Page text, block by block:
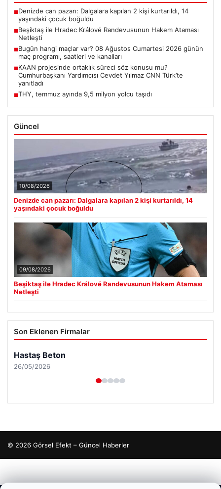
■Denizde can pazarı: Dalgalara kapılan 2 kişi kurtarıldı, 14
yaşındaki çocuk boğuldu
■Beşiktaş ile Hradec Králové Randevusunun Hakem Ataması
Netleşti
■Bugün hangi maçlar var? 08 Ağustos Cumartesi 2026 günün
maç programı, saatleri ve kanalları
■KAAN projesinde ortaklık süreci söz konusu mu?
Cumhurbaşkanı Yardımcısı Cevdet Yılmaz CNN Türk’te
yanıtladı
■THY, temmuz ayında 9,5 milyon yolcu taşıdı
Güncel
10/08/2026
Denizde can pazarı: Dalgalara kapılan 2 kişi kurtarıldı, 14
yaşındaki çocuk boğuldu
09/08/2026
Beşiktaş ile Hradec Králové Randevusunun Hakem Ataması
Netleşti
Son Eklenen Firmalar
Hastaş Beton
26/05/2026
© 2026 Görsel Efekt – Güncel Haberler